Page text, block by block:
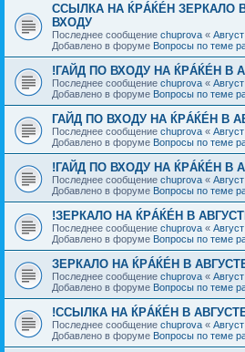
ССЫЛКА НА ЌРÁЌÉH ЗЕРКАЛО
ВХОДУ
Последнее сообщение chuprova «
Добавлено в форуме Вопросы по теме
!ГАЙД ПО ВХОДУ НА ЌРÁЌÉH В
Последнее сообщение chuprova «
Добавлено в форуме Вопросы по теме
ГАЙД ПО ВХОДУ НА ЌРÁЌÉH В
Последнее сообщение chuprova «
Добавлено в форуме Вопросы по теме
!ГАЙД ПО ВХОДУ НА ЌРÁЌÉH В
Последнее сообщение chuprova «
Добавлено в форуме Вопросы по теме
!ЗЕРКАЛО НА ЌРÁЌÉH В
Последнее сообщение chuprova «
Добавлено в форуме Вопросы по теме
ЗЕРКАЛО НА ЌРÁЌÉH В
Последнее сообщение chuprova «
Добавлено в форуме Вопросы по теме
!ССЫЛКА НА ЌРÁЌÉH В
Последнее сообщение chuprova «
Добавлено в форуме Вопросы по теме